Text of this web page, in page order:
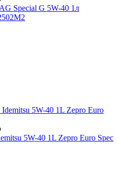
Special G 5W-40 1л
5W-40 1L Zepro Euro Spec